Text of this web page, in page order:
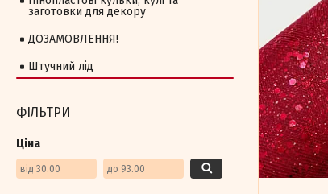
заготовки для декору
ДОЗАМОВЛЕННЯ!
Штучний лід
ФІЛЬТРИ
Ціна